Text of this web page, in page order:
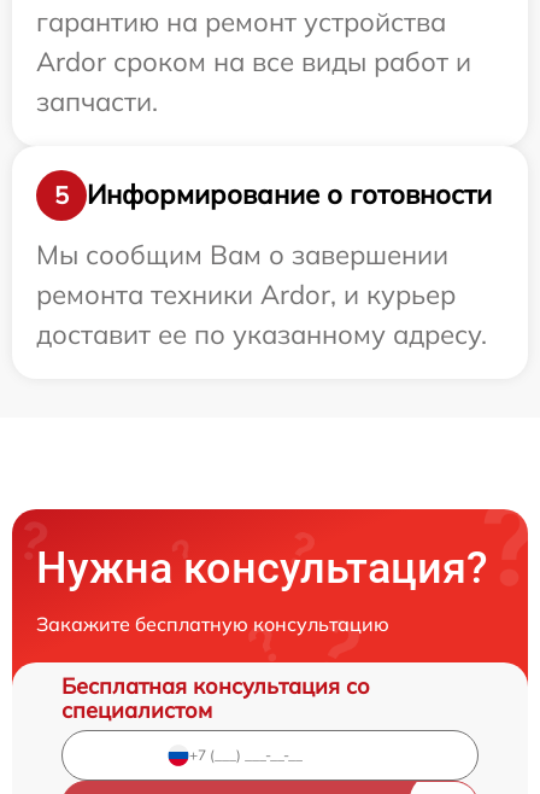
гарантию на ремонт устройства
Ardor сроком на все виды работ и
запчасти.
5
Информирование о готовности
Мы сообщим Вам о завершении
ремонта техники Ardor, и курьер
доставит ее по указанному адресу.
Нужна консультация?
Закажите бесплатную консультацию
Бесплатная консультация со
специалистом